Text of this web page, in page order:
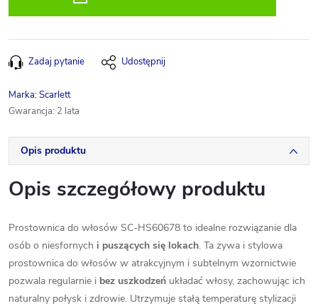
Zadaj pytanie Udostępnij
Marka:Scarlett
Gwarancja: 2 lata
Opis produktu
Opis szczegółowy produktu
Prostownica do włosów SC-HS60678 to idealne rozwiązanie dla
osób o niesfornych i puszących się lokach. Ta żywa i stylowa
prostownica do włosów w atrakcyjnym i subtelnym wzornictwie
pozwala regularnie i bez uszkodzeń układać włosy, zachowując ich
naturalny połysk i zdrowie. Utrzymuje stałą temperaturę stylizacji